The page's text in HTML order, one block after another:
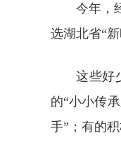
今年，
选湖北省“新
这些好
的“小小传
手”；有的